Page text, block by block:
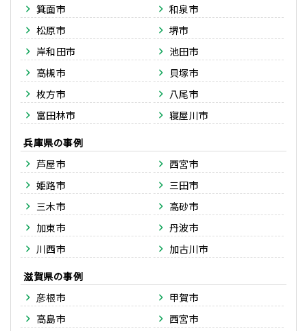
箕面市
和泉市
松原市
堺市
岸和田市
池田市
高槻市
貝塚市
枚方市
八尾市
富田林市
寝屋川市
兵庫県
芦屋市
西宮市
姫路市
三田市
三木市
高砂市
加東市
丹波市
川西市
加古川市
滋賀県
彦根市
甲賀市
高島市
西宮市